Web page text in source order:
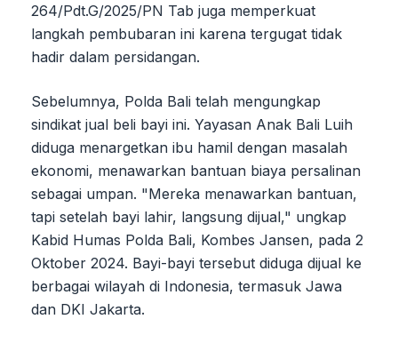
264/Pdt.G/2025/PN Tab juga memperkuat
langkah pembubaran ini karena tergugat tidak
hadir dalam persidangan.
Sebelumnya, Polda Bali telah mengungkap
sindikat jual beli bayi ini. Yayasan Anak Bali Luih
diduga menargetkan ibu hamil dengan masalah
ekonomi, menawarkan bantuan biaya persalinan
sebagai umpan. "Mereka menawarkan bantuan,
tapi setelah bayi lahir, langsung dijual," ungkap
Kabid Humas Polda Bali, Kombes Jansen, pada 2
Oktober 2024. Bayi-bayi tersebut diduga dijual ke
berbagai wilayah di Indonesia, termasuk Jawa
dan DKI Jakarta.